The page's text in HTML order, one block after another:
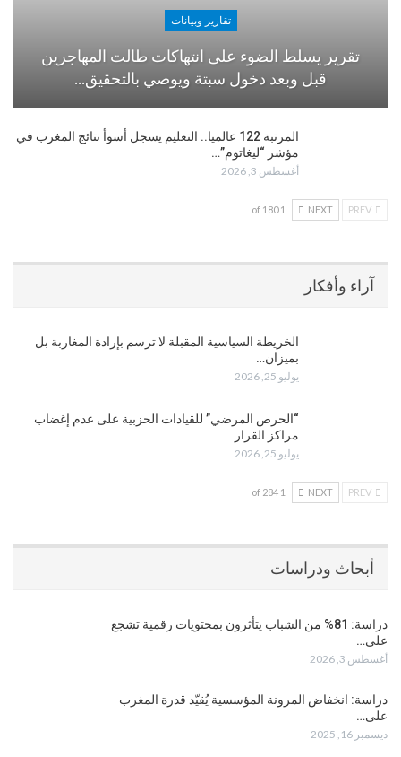
تقارير وبيانات
تقرير يسلط الضوء على انتهاكات طالت المهاجرين
قبل وبعد دخول سبتة ويوصي بالتحقيق…
المرتبة 122 عالميا.. التعليم يسجل أسوأ نتائج المغرب في
مؤشر “ليغاتوم”…
أغسطس 3, 2026
NEXT
1 of 180
آراء وأفكار
الخريطة السياسية المقبلة لا ترسم بإرادة المغاربة بل
بميزان…
يوليو 25, 2026
“الحرص المرضي” للقيادات الحزبية على عدم إغضاب
مراكز القرار
يوليو 25, 2026
NEXT
1 of 284
أبحاث ودراسات
دراسة: 81% من الشباب يتأثرون بمحتويات رقمية تشجع
على…
أغسطس 3, 2026
دراسة: انخفاض المرونة المؤسسية يُقيّد قدرة المغرب
على…
ديسمبر 16, 2025